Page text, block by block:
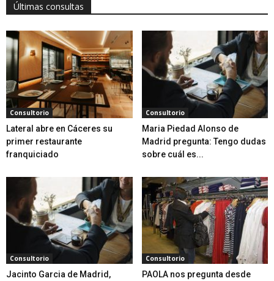
Últimas consultas
Consultorio
Lateral abre en Cáceres su
primer restaurante
franquiciado
Consultorio
Maria Piedad Alonso de
Madrid pregunta: Tengo dudas
sobre cuál es...
Consultorio
Jacinto Garcia de Madrid,
Consultorio
PAOLA nos pregunta desde